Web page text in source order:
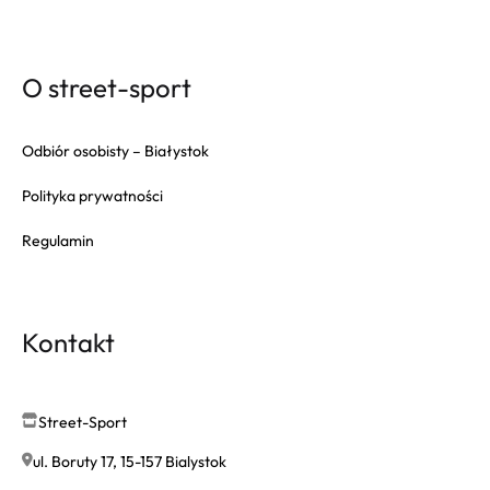
O street-sport
Odbiór osobisty – Białystok
Polityka prywatności
Regulamin
Kontakt
Street-Sport
ul. Boruty 17, 15-157 Bialystok